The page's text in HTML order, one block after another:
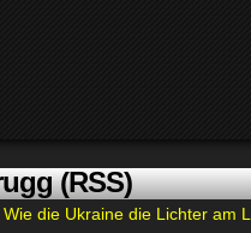
(RSS)
die Ukraine die Lichter am